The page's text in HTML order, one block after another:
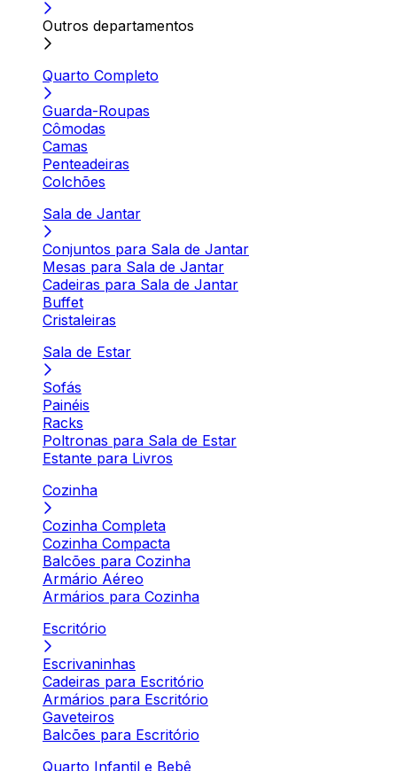
Outros departamentos
Quarto Completo
Guarda-Roupas
Cômodas
Camas
Penteadeiras
Colchões
Sala de Jantar
Conjuntos para Sala de Jantar
Mesas para Sala de Jantar
Cadeiras para Sala de Jantar
Buffet
Cristaleiras
Sala de Estar
Sofás
Painéis
Racks
Poltronas para Sala de Estar
Estante para Livros
Cozinha
Cozinha Completa
Cozinha Compacta
Balcões para Cozinha
Armário Aéreo
Armários para Cozinha
Escritório
Escrivaninhas
Cadeiras para Escritório
Armários para Escritório
Gaveteiros
Balcões para Escritório
Quarto Infantil e Bebê